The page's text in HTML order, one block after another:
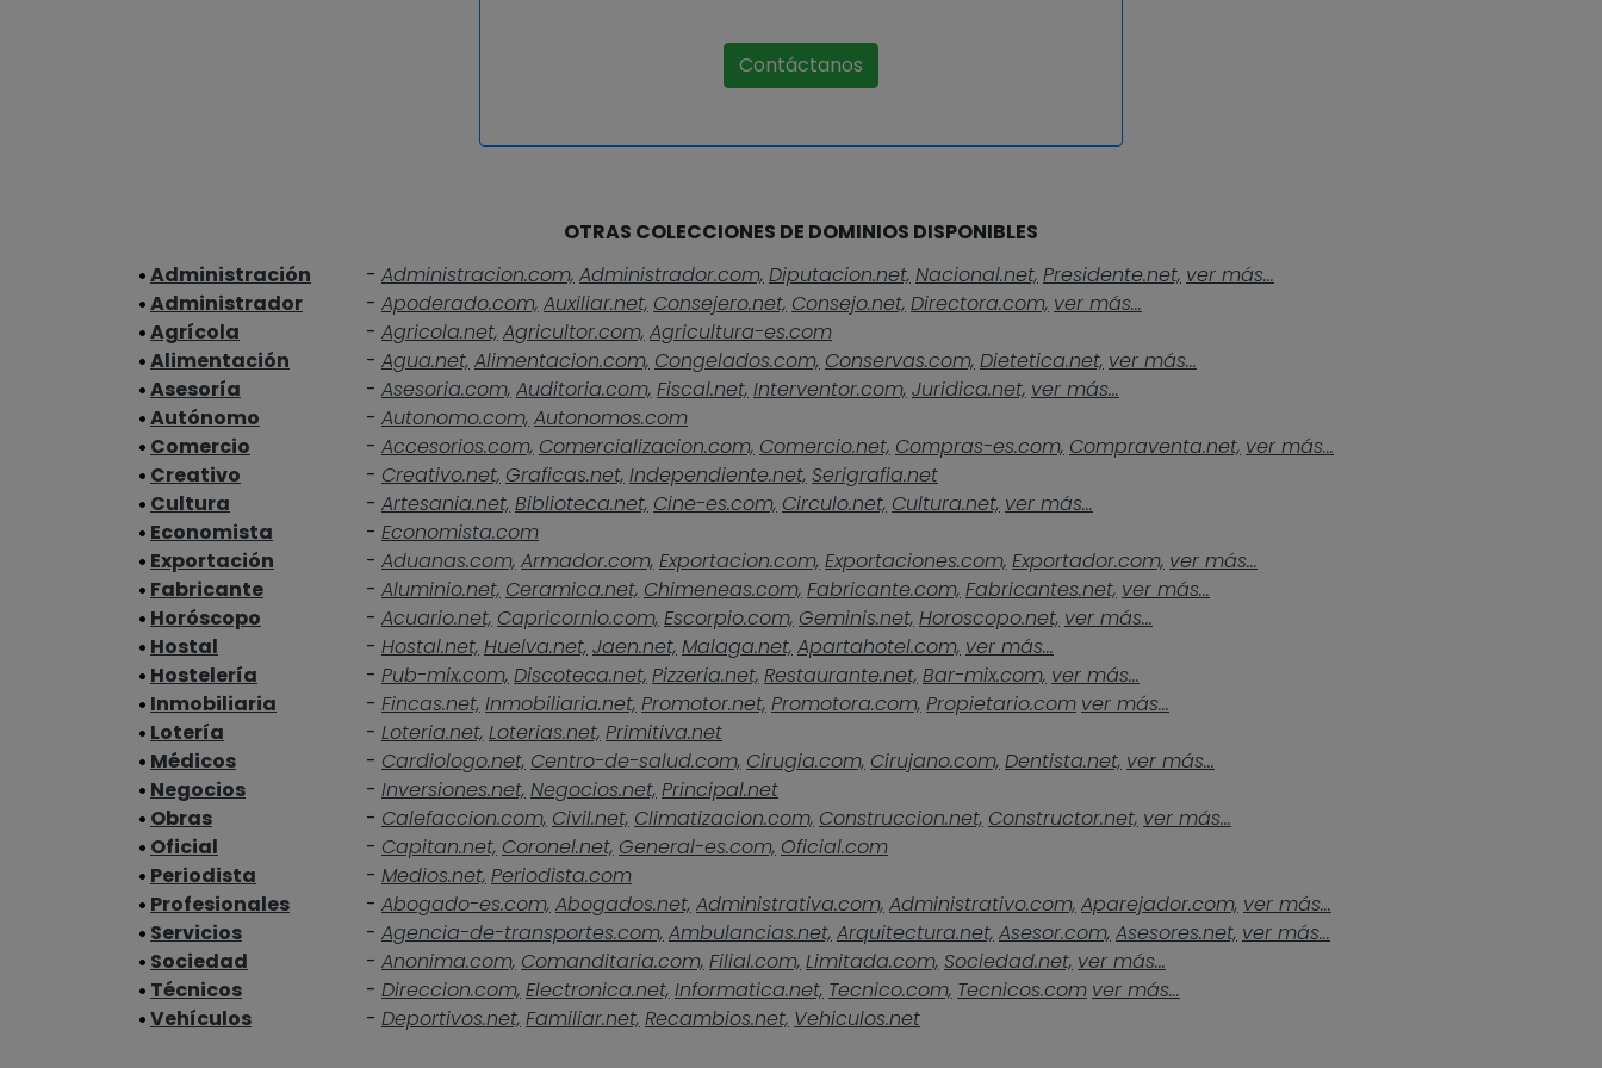
Contáctanos
OTRAS COLECCIONES DE DOMINIOS DISPONIBLES
Administración
- Administracion.com, Administrador.com, Diputacion.net, Nacional.net, Presidente.net, ver más...
Administrador
- Apoderado.com, Auxiliar.net, Consejero.net, Consejo.net, Directora.com, ver más...
Agrícola
- Agricola.net, Agricultor.com, Agricultura-es.com
Alimentación
- Agua.net, Alimentacion.com, Congelados.com, Conservas.com, Dietetica.net, ver más...
Asesoría
- Asesoria.com, Auditoria.com, Fiscal.net, Interventor.com, Juridica.net, ver más...
Autónomo
- Autonomo.com, Autonomos.com
Comercio
- Accesorios.com, Comercializacion.com, Comercio.net, Compras-es.com, Compraventa.net, ver más...
Creativo
- Creativo.net, Graficas.net, Independiente.net, Serigrafia.net
Cultura
- Artesania.net, Biblioteca.net, Cine-es.com, Circulo.net, Cultura.net, ver más...
Economista
- Economista.com
Exportación
- Aduanas.com, Armador.com, Exportacion.com, Exportaciones.com, Exportador.com, ver más...
Fabricante
- Aluminio.net, Ceramica.net, Chimeneas.com, Fabricante.com, Fabricantes.net, ver más...
Horóscopo
- Acuario.net, Capricornio.com, Escorpio.com, Geminis.net, Horoscopo.net, ver más...
Hostal
- Hostal.net, Huelva.net, Jaen.net, Malaga.net, Apartahotel.com, ver más...
Hostelería
- Pub-mix.com, Discoteca.net, Pizzeria.net, Restaurante.net, Bar-mix.com, ver más...
Inmobiliaria
- Fincas.net, Inmobiliaria.net, Promotor.net, Promotora.com, Propietario.com ver más...
Lotería
- Loteria.net, Loterias.net, Primitiva.net
Médicos
- Cardiologo.net, Centro-de-salud.com, Cirugia.com, Cirujano.com, Dentista.net, ver más...
Negocios
- Inversiones.net, Negocios.net, Principal.net
Obras
- Calefaccion.com, Civil.net, Climatizacion.com, Construccion.net, Constructor.net, ver más...
Oficial
- Capitan.net, Coronel.net, General-es.com, Oficial.com
Periodista
- Medios.net, Periodista.com
Profesionales
- Abogado-es.com, Abogados.net, Administrativa.com, Administrativo.com, Aparejador.com, ver más...
Servicios
- Agencia-de-transportes.com, Ambulancias.net, Arquitectura.net, Asesor.com, Asesores.net, ver más...
Sociedad
- Anonima.com, Comanditaria.com, Filial.com, Limitada.com, Sociedad.net, ver más...
Técnicos
- Direccion.com, Electronica.net, Informatica.net, Tecnico.com, Tecnicos.com ver más...
Vehículos
- Deportivos.net, Familiar.net, Recambios.net, Vehiculos.net